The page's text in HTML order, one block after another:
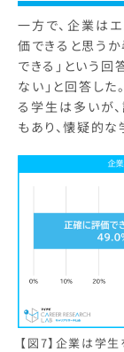
一方で、企業は
価できると思う
できる」という
ない」と回答し
る学生は多いが
もあり、懐疑的な
【図7】企業は学